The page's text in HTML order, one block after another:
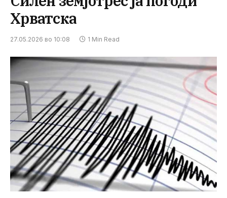
Хрватска
27.05.2026 во 10:08 1 Min Read